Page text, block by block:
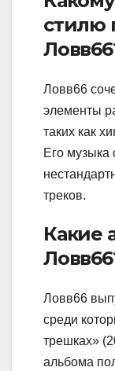
стилю
Ловв66
элементы
таких как
Его музыка
треков.
Какие
Ловв66
среди
трешках»
альбома